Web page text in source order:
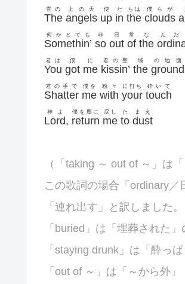
The
雲の
angels
上の天
up
使
in
た
the
ちは
clouds
僕らが
Somethin’
何かとても
so
非
out
日
of
常
the
な んだ
You
君は
got
僕
me
に
kissin’
君の聖
the
域
ground
の地面
Shatter
君の手で
me
僕を
with
粉々
your
に打ち
touch
砕いて
Lord
神よ
, return
僕を塵に
me
戻し
to
た
dust
まえ
（「taking ～ out of ～」は
この歌詞の場合「 ordinary／
「連れ出す」と訳しました。
「 buried」は「埋葬された」
「staying drunk」は「酔っ
「out of ～」は「～から外